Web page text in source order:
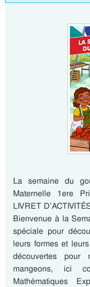
La semaine du
Maternelle 1ere
LIVRET
Bienvenue à la
spéciale pour
leurs formes et
découvertes
mangeons, ici
Mathématiques